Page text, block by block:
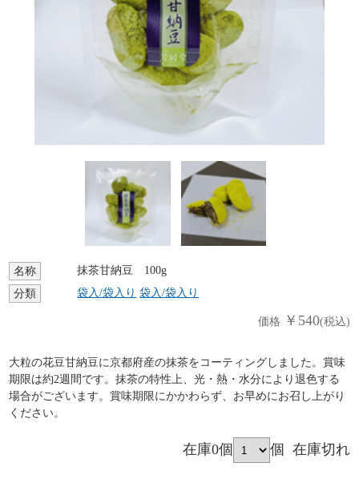
名称
抹茶甘納豆 100g
分類
袋入/袋入り 袋入/袋入り
価格 ￥540(税込)
大粒の花豆甘納豆に京都府産の抹茶をコーティングしました。賞味
期限は約2週間です。抹茶の特性上、光・熱・水分により退色する
場合がございます。賞味期限にかかわらず、お早めにお召し上がり
ください。
在庫0個 個 在庫切れ